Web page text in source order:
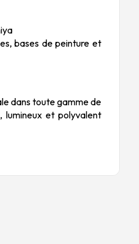
bases de peinture et
dans toute gamme de
lumineux et polyvalent